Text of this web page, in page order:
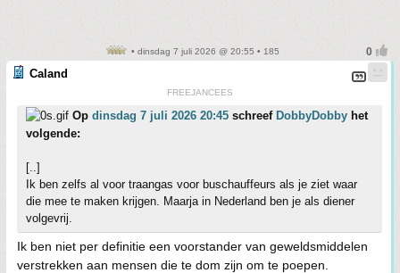
• dinsdag 7 juli 2026 @ 20:55 • 185
Caland
FREEJANCEES
Op dinsdag 7 juli 2026 20:45 schreef DobbyDobby het
volgende:
[..]
Ik ben zelfs al voor traangas voor buschauffeurs als je ziet waar
die mee te maken krijgen. Maarja in Nederland ben je als diener
volgevrij.
Ik ben niet per definitie een voorstander van geweldsmiddelen
verstrekken aan mensen die te dom zijn om te poepen.